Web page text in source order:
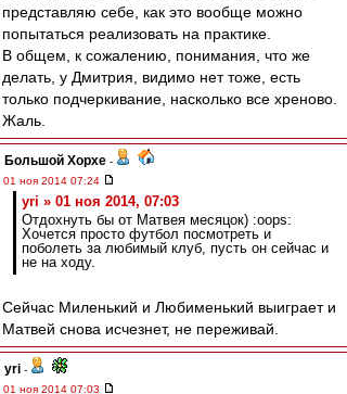
представляю себе, как это вообще можно
попытаться реализовать на практике.
В общем, к сожалению, понимания, что же
делать, у Дмитрия, видимо нет тоже, есть
только подчеркивание, насколько все хреново.
Жаль.
Большой Хорхе -
01 ноя 2014 07:24
yri » 01 ноя 2014, 07:03
Отдохнуть бы от Матвея месяцок) :oops:
Хочется просто футбол посмотреть и
поболеть за любимый клуб, пусть он сейчас и
не на ходу.
Сейчас Миленький и Любименький выиграет и
Матвей снова исчезнет, не переживай.
yri -
01 ноя 2014 07:03